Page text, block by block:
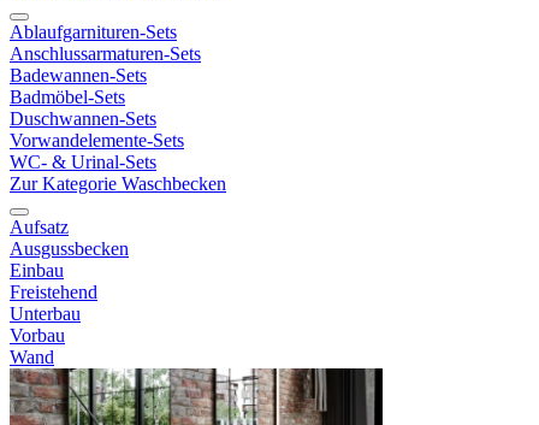
Ablaufgarnituren-Sets
Anschlussarmaturen-Sets
Badewannen-Sets
Badmöbel-Sets
Duschwannen-Sets
Vorwandelemente-Sets
WC- & Urinal-Sets
Zur Kategorie Waschbecken
Aufsatz
Ausgussbecken
Einbau
Freistehend
Unterbau
Vorbau
Wand